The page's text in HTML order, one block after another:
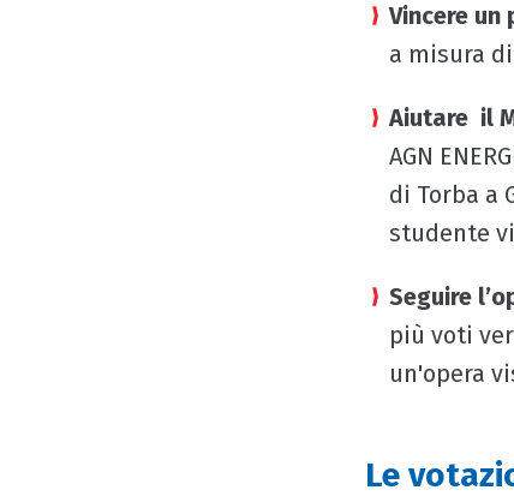
Vincere un
a misura
Aiutare il
AGN
di Torba a
studente
Seguire
più voti
un'opera
Le